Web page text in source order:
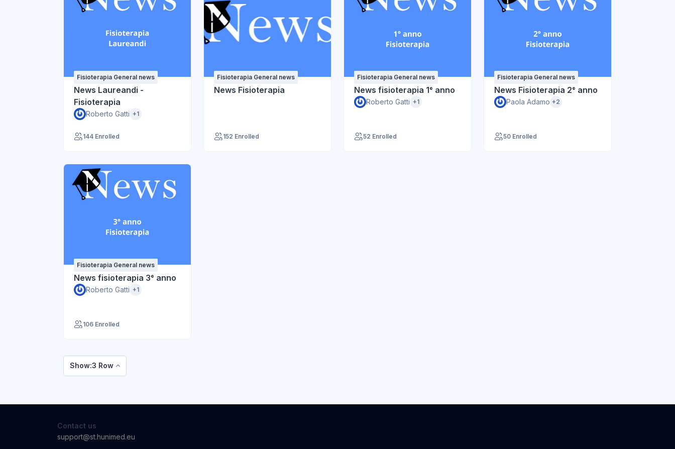
Fisioterapia General news
News Laureandi -
Fisioterapia
Roberto Gatti +1
144 Enrolled
Fisioterapia General news
News Fisioterapia
152 Enrolled
Fisioterapia General news
News fisioterapia 1° anno
Roberto Gatti +1
52 Enrolled
Fisioterapia General news
News Fisioterapia 2° anno
Paola Adamo +2
50 Enrolled
Fisioterapia General news
News fisioterapia 3° anno
Roberto Gatti +1
106 Enrolled
Show:3 Row
Contact us
support@st.hunimed.eu